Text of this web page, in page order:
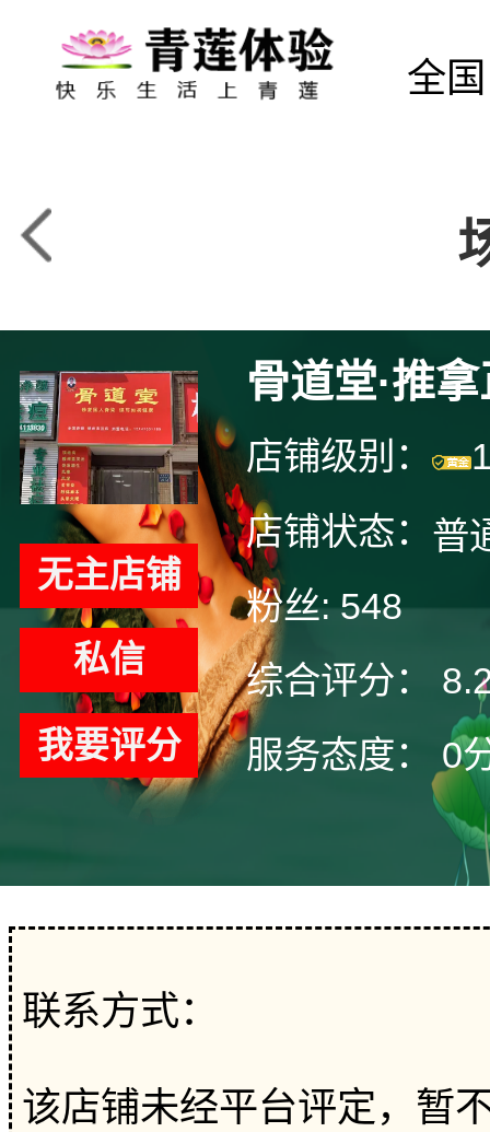
全国
无主店铺
私信
我要评分
骨道堂·推
店铺级别：
店铺状态： 普
粉丝: 548
综合评分：
服务态度：
0
联系方式：
该店铺未经平台评定，暂